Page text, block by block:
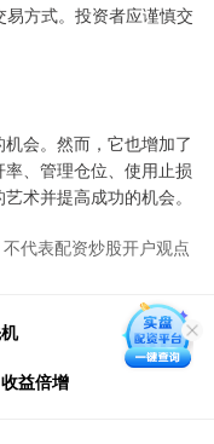
方式。投资者应谨慎交
会。然而，它也增加了
、管理仓位、使用止损
术并提高成功的机会。
代表配资炒股开户观点
益倍增